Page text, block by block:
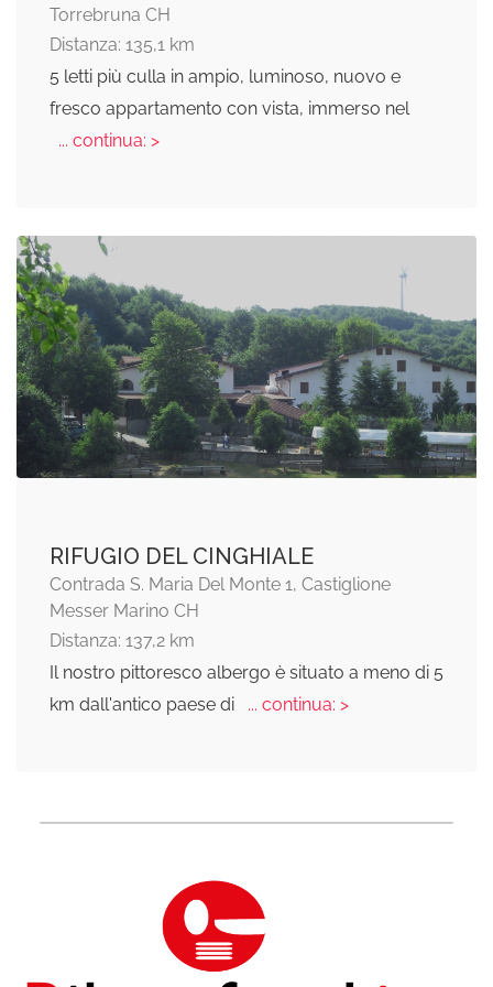
Torrebruna CH
Distanza: 135,1 km
5 letti più culla in ampio, luminoso, nuovo e
fresco appartamento con vista, immerso nel
... continua: >
RIFUGIO DEL CINGHIALE
Contrada S. Maria Del Monte 1, Castiglione
Messer Marino CH
Distanza: 137,2 km
Il nostro pittoresco albergo è situato a meno di 5
km dall'antico paese di
... continua: >